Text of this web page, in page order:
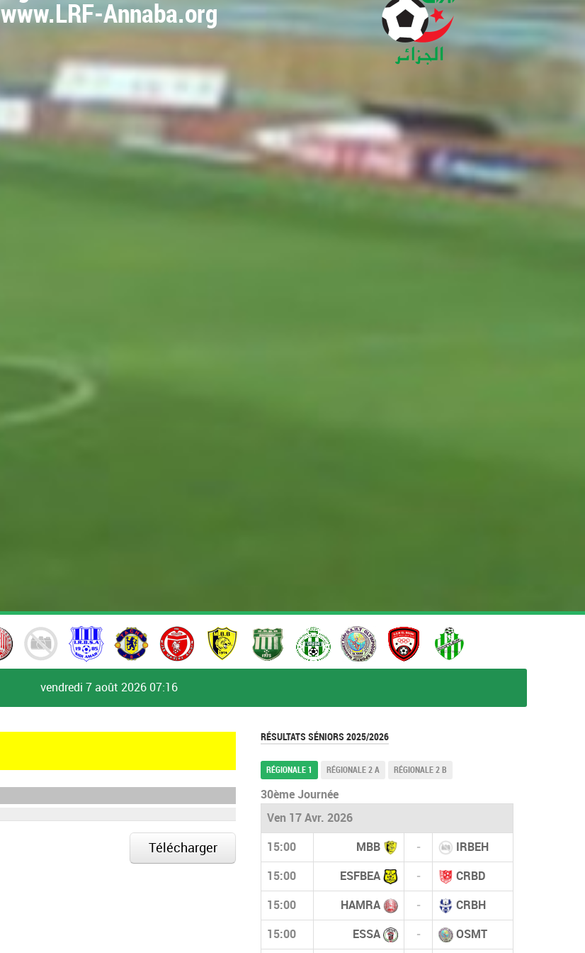
www.LRF-Annaba.org
vendredi 7 août 2026 07:16
Télécharger
RÉSULTATS SÉNIORS 2025/2026
RÉGIONALE 1 RÉGIONALE 2 A RÉGIONALE 2 B
30ème Journée
Ven 17 Avr. 2026
15:00 MBB - IRBEH
15:00 ESFBEA - CRBD
15:00 HAMRA - CRBH
15:00 ESSA - OSMT